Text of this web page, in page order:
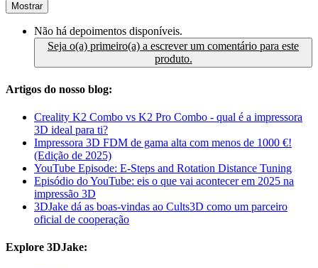
Mostrar
Não há depoimentos disponíveis.
Seja o(a) primeiro(a) a escrever um comentário para este
produto.
Artigos do nosso blog:
Creality K2 Combo vs K2 Pro Combo - qual é a impressora
3D ideal para ti?
Impressora 3D FDM de gama alta com menos de 1000 €!
(Edição de 2025)
YouTube Episode: E-Steps and Rotation Distance Tuning
Episódio do YouTube: eis o que vai acontecer em 2025 na
impressão 3D
3DJake dá as boas-vindas ao Cults3D como um parceiro
oficial de cooperação
Explore 3DJake: